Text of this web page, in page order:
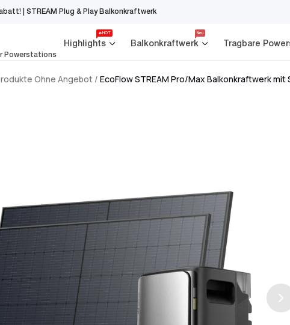
| STREAM Plug & Play Balkonkraftwerk
Powerstations
Highlights
🔥HOT
Balkonkraftwerk
Neu
Tragbare
Ohne Angebot / EcoFlow STREAM Pro/Max Balkonkraftwerk